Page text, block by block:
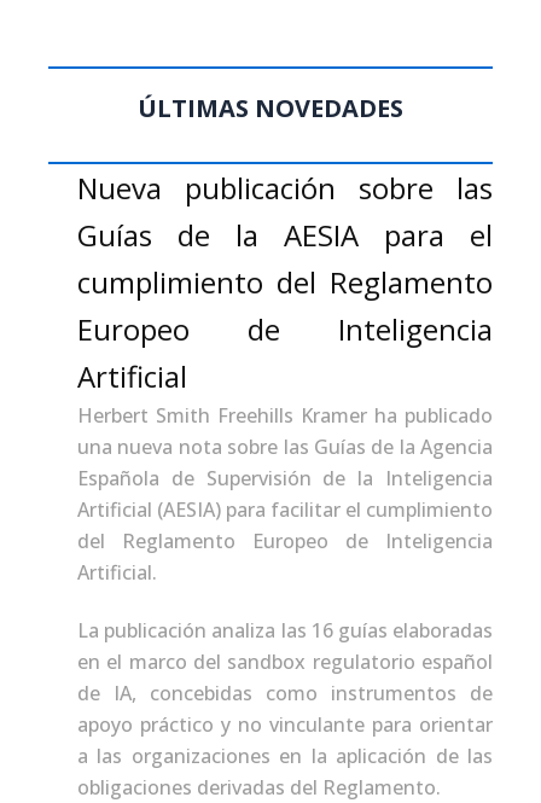
ÚLTIMAS NOVEDADES
Nueva publicación sobre las
Guías de la AESIA para el
cumplimiento del Reglamento
Europeo de Inteligencia
Artificial
Herbert Smith Freehills Kramer ha publicado
una nueva nota sobre las Guías de la Agencia
Española de Supervisión de la Inteligencia
Artificial (AESIA) para facilitar el cumplimiento
del Reglamento Europeo de Inteligencia
Artificial.
La publicación analiza las 16 guías elaboradas
en el marco del sandbox regulatorio español
de IA, concebidas como instrumentos de
apoyo práctico y no vinculante para orientar
a las organizaciones en la aplicación de las
obligaciones derivadas del Reglamento.